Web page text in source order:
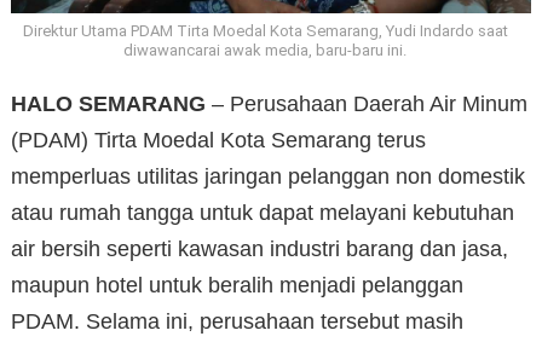
Direktur Utama PDAM Tirta Moedal Kota Semarang, Yudi Indardo saat
diwawancarai awak media, baru-baru ini.
HALO SEMARANG – Perusahaan Daerah Air Minum
(PDAM) Tirta Moedal Kota Semarang terus
memperluas utilitas jaringan pelanggan non domestik
atau rumah tangga untuk dapat melayani kebutuhan
air bersih seperti kawasan industri barang dan jasa,
maupun hotel untuk beralih menjadi pelanggan
PDAM. Selama ini, perusahaan tersebut masih